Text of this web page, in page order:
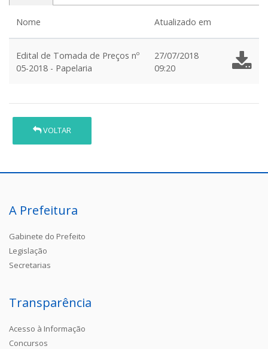
Nome Atualizado em
Edital de Tomada de Preços nº
05-2018 - Papelaria
27/07/2018
09:20
VOLTAR
A Prefeitura
Gabinete do Prefeito
Legislação
Secretarias
Transparência
Acesso à Informação
Concursos